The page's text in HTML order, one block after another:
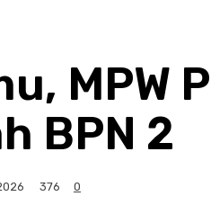
MPW
BPN 2
376 0